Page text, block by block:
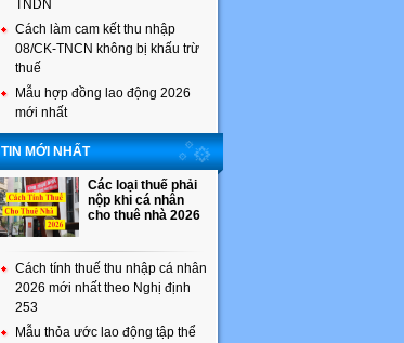
TNDN
Cách làm cam kết thu nhập
08/CK-TNCN không bị khấu trừ
thuế
Mẫu hợp đồng lao động 2026
mới nhất
TIN MỚI NHẤT
Các loại thuế phải
nộp khi cá nhân
cho thuê nhà 2026
Cách tính thuế thu nhập cá nhân
2026 mới nhất theo Nghị định
253
Mẫu thỏa ước lao động tập thể